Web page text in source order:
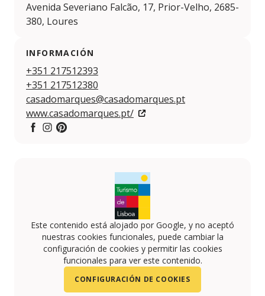
Avenida Severiano Falcão, 17, Prior-Velho, 2685-
380, Loures
INFORMACIÓN
+351 217512393
+351 217512380
casadomarques@casadomarques.pt
www.casadomarques.pt/
Este contenido está alojado por Google, y no aceptó
nuestras cookies funcionales, puede cambiar la
configuración de cookies y permitir las cookies
funcionales para ver este contenido.
CONFIGURACIÓN DE COOKIES